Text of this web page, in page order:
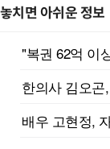
놓치면 아쉬운 정보